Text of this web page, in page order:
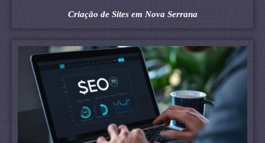
Criação de Sites em Nova Serrana